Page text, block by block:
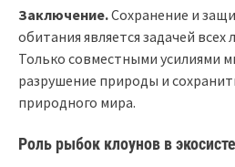
Заключение.Сохранение и
обитания является задачей всех
Только совместными усилиями
разрушение природы и
природного мира.
Роль рыбок клоунов в